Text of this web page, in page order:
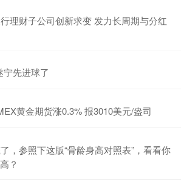
理财子公司创新求变 发力长周期与分红
宁先进球了
黄金期货涨0.3% 报3010美元/盎司
，参照下这版“骨龄身高对照表”，看看你
？